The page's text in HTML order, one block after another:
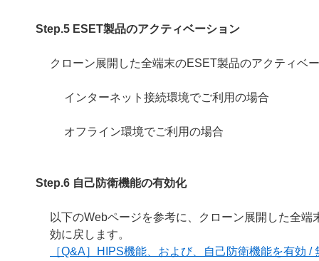
Step.5 ESET製品のアクティベーション
クローン展開した全端末のESET製品のアクティベ
インターネット接続環境でご利用の場合
オフライン環境でご利用の場合
Step.6 自己防衛機能の有効化
以下のWebページを参考に、クローン展開した全
効に戻します。
［Q&A］HIPS機能、および、自己防衛機能を有効 /